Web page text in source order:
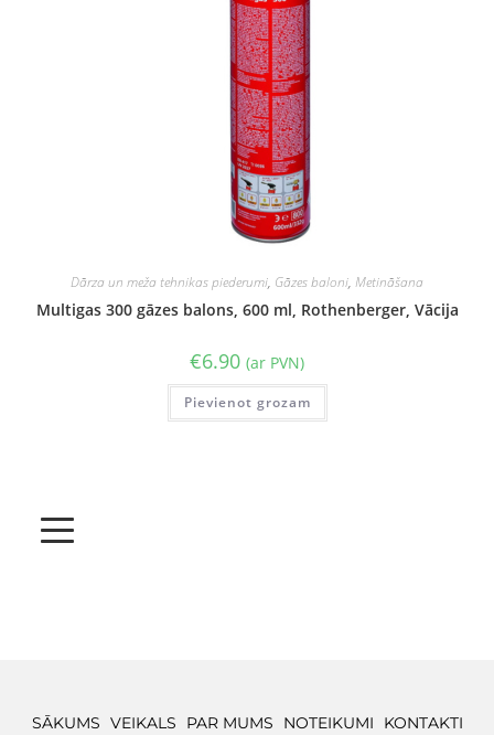
Dārza un meža tehnikas piederumi, Gāzes baloni, Metināšana
Multigas 300 gāzes balons, 600 ml, Rothenberger, Vācija
€6.90 (ar PVN)
Pievienot grozam
SĀKUMS VEIKALS PAR MUMS NOTEIKUMI KONTAKTI